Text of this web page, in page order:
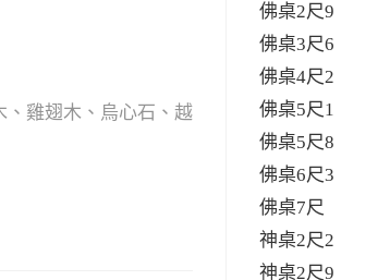
、雞翅木、烏心石、越
佛桌2尺9
佛桌3尺6
佛桌4尺2
佛桌5尺1
佛桌5尺8
佛桌6尺3
佛桌7尺
神桌2尺2
神桌2尺9